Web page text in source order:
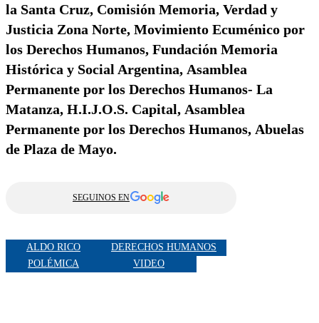
la Santa Cruz, Comisión Memoria, Verdad y
Justicia Zona Norte, Movimiento Ecuménico por
los Derechos Humanos, Fundación Memoria
Histórica y Social Argentina, Asamblea
Permanente por los Derechos Humanos- La
Matanza, H.I.J.O.S. Capital, Asamblea
Permanente por los Derechos Humanos, Abuelas
de Plaza de Mayo.
SEGUINOS EN
ALDO RICO
DERECHOS HUMANOS
POLÉMICA
VIDEO